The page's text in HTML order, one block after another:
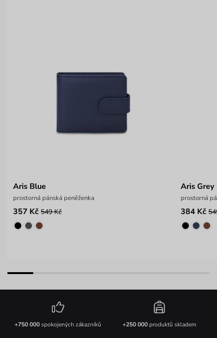
Aris Blue
prostorná pánská peněženka
357 Kč 549 Kč
Aris Grey
prostorná
384 Kč
+750 000spokojených zákazníků +250 000produktů skladem